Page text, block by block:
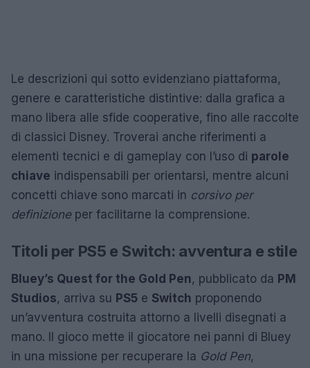
Le descrizioni qui sotto evidenziano piattaforma,
genere e caratteristiche distintive: dalla grafica a
mano libera alle sfide cooperative, fino alle raccolte
di classici Disney. Troverai anche riferimenti a
elementi tecnici e di gameplay con l’uso di parole
chiave indispensabili per orientarsi, mentre alcuni
concetti chiave sono marcati in corsivo per
definizioneper facilitarne la comprensione.
Titoli per PS5 e Switch: avventura e stile
Bluey’s Quest for the Gold Pen, pubblicato da PM
Studios, arriva su PS5 e Switch proponendo
un’avventura costruita attorno a livelli disegnati a
mano. Il gioco mette il giocatore nei panni di Bluey
in una missione per recuperare la Gold Pen,